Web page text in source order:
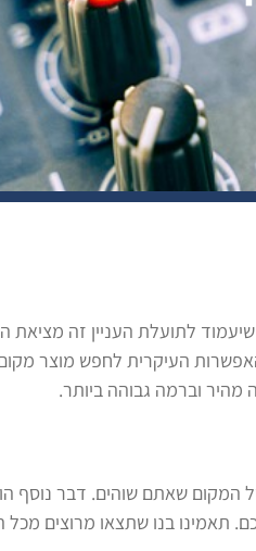
לתועלת העניין זה מציאת
העיקרית לחפש מוצר
מהיר וברמה גבוהה ביותר.
שאתם שוהים. דבר נוסף
בנו שתצאו מרוצים מכל